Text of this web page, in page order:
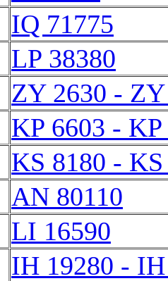
IQ 71775
LP 38380
ZY 2630 -
KP 6603 - KP
KS 8180 -
AN 80110
LI 16590
IH 19280 -